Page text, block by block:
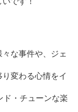
な事件や、ジェ
変わる心情をイ
ド・チューンな楽